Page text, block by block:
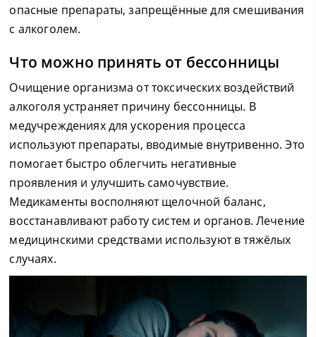
опасные препараты, запрещённые для смешивания
с алкоголем.
Что можно принять от бессонницы
Очищение организма от токсических воздействий
алкоголя устраняет причину бессонницы. В
медучреждениях для ускорения процесса
используют препараты, вводимые внутривенно. Это
помогает быстро облегчить негативные
проявления и улучшить самочувствие.
Медикаменты восполняют щелочной баланс,
восстанавливают работу систем и органов. Лечение
медицинскими средствами используют в тяжёлых
случаях.